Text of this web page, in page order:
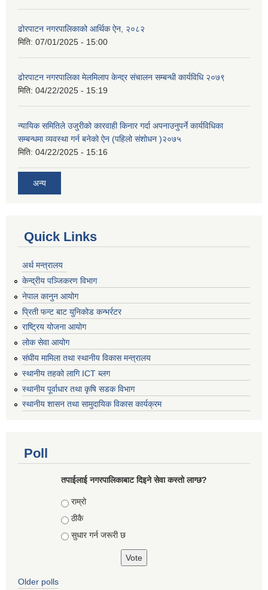
ढोरपाटन नगरपालिकाको आर्थिक ऐन, २०८२
मिति: 07/01/2025 - 15:00
ढोरपाटन नगरपालिका मेलमिलाप केन्द्र संचालन सम्बन्धी कार्यविधि २०७९
मिति: 04/22/2025 - 15:19
न्यायिक समितिले उजुरीको कारवाही किनार गर्दा अपनाउनुपर्ने कार्यविधिका
सम्बन्धमा व्यवस्था गर्न बनेको ऐन (पहिलो संशोधन )२०७५
मिति: 04/22/2025 - 15:16
अन्य
Quick Links
अर्थ मन्त्रालय
केन्द्रीय पञ्जिकरण विभाग
नेपाल कानुन आयोग
प्रिती फन्ट बाट युनिकोड कन्भर्रटर
राष्ट्रिय योजना आयोग
लोक सेवा आयोग
संघीय मामिला तथा स्थानीय विकास मन्त्रालय
स्थानीय तहको लागि ICT ब्लग
स्थानीय पूर्वाधार तथा कृषि सडक विभाग
स्थानीय शासन तथा सामुदायिक विकास कार्यक्रम
Poll
तपाईलाई नगरपालिकाबाट दिइने सेवा कस्तो लाग्छ?
Choices
राम्रो
ठीकै
सुधार गर्न जरूरी छ
Older polls